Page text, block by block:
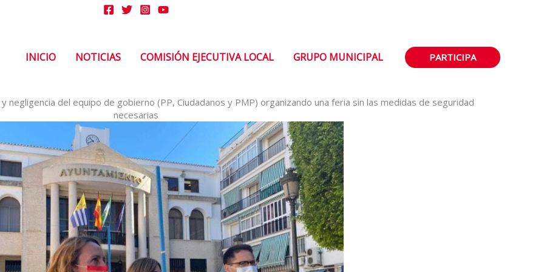
INICIO NOTICIAS COMISIÓN EJECUTIVA LOCAL GRUPO MUNICIPAL PARTICIPA
negligencia del equipo de gobierno (PP, Ciudadanos y PMP) organizando una feria sin las medidas de seguridad
necesarias